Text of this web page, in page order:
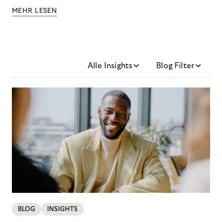
MEHR LESEN
Alle Insights Blog Filter
BLOG INSIGHTS